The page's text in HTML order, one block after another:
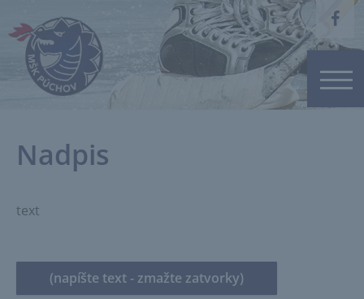
Nadpis
text
(napíšte text - zmažte zatvorky)